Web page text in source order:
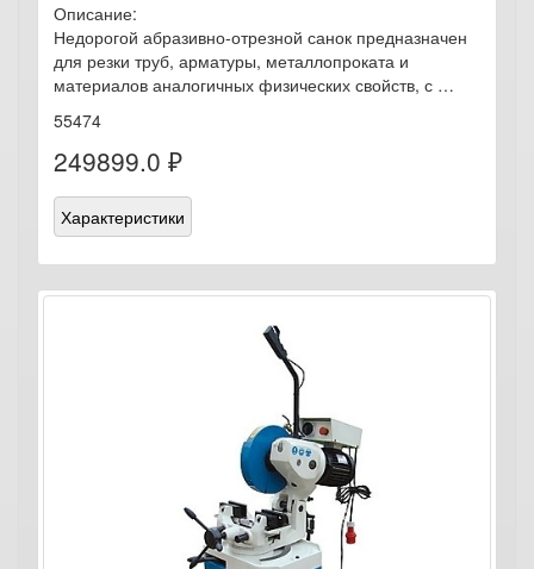
Описание:
Недорогой абразивно-отрезной санок предназначен
для резки труб, арматуры, металлопроката и
материалов аналогичных физических свойств, с …
55474
249899.0 ₽
Характеристики